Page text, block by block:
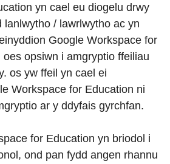
yn cael eu diogelu drwy
lanlwytho / lawrlwytho ac yn
Google Workspace for
opsiwn i amgryptio ffeiliau
os yw ffeil yn cael ei
Workspace for Education ni
ar y ddyfais gyrchfan.
for Education yn briodol i
ond pan fydd angen rhannu